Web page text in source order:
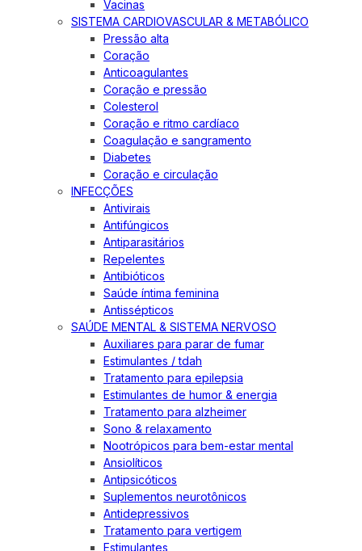
Vacinas
SISTEMA CARDIOVASCULAR & METABÓLICO
Pressão alta
Coração
Anticoagulantes
Coração e pressão
Colesterol
Coração e ritmo cardíaco
Coagulação e sangramento
Diabetes
Coração e circulação
INFECÇÕES
Antivirais
Antifúngicos
Antiparasitários
Repelentes
Antibióticos
Saúde íntima feminina
Antissépticos
SAÚDE MENTAL & SISTEMA NERVOSO
Auxiliares para parar de fumar
Estimulantes / tdah
Tratamento para epilepsia
Estimulantes de humor & energia
Tratamento para alzheimer
Sono & relaxamento
Nootrópicos para bem-estar mental
Ansiolíticos
Antipsicóticos
Suplementos neurotônicos
Antidepressivos
Tratamento para vertigem
Estimulantes